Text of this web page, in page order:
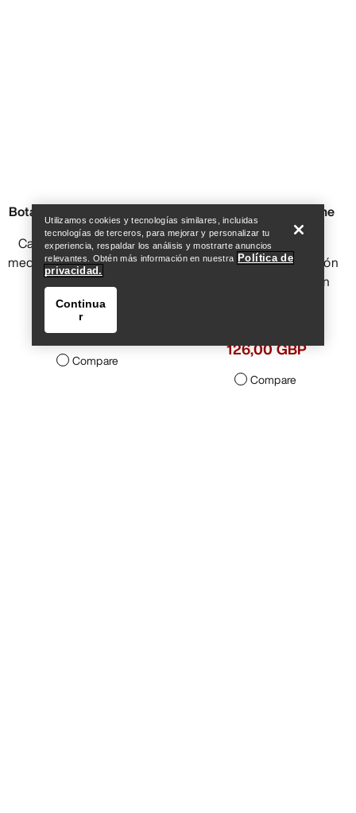
Bota Kopec Mid GTX Mujer
Calzado impermeable de
media caña para senderismo
y trekking
180,00 GBP
108,00 GBP
Compare
Zapatilla Vertex Alpine
Mujer
Zapatilla de aproximación
rápida, ligera y de gran
126,00 GBP
Compare
Utilizamos cookies y tecnologías similares, incluidas
tecnologías de terceros, para mejorar y personalizar tu
experiencia, respaldar los análisis y mostrarte anuncios
relevantes. Obtén más información en nuestra Política de
privacidad.
Continua
r